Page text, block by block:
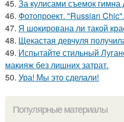
45. За кулисами съемок
46. Фотопроект. "Russian Chic".
47. Я шокирована ли такой
48. Щекастая девчуля
49. Испытайте стильный
макияж без лишних затрат.
50. Ура! Мы это сделали!
Популярные материалы